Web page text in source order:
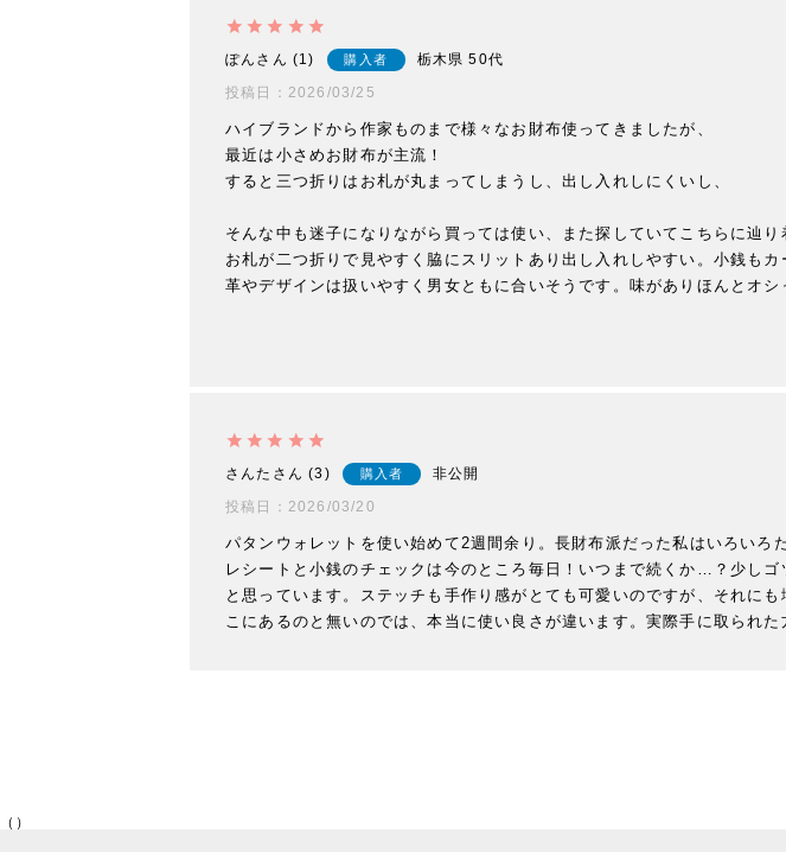
ぽん 1 購入者 栃木県 50代
投稿日
2026/03/25
ハイブランドから作家ものまで様々なお財布使ってきましたが、
最近は小さめお財布が主流！
すると三つ折りはお札が丸まってしまうし、出し入れしにくいし、
そんな中も迷子になりながら買っては使い、また探していてこちらに辿り
お札が二つ折りで見やすく脇にスリットあり出し入れしやすい。小銭もカ
革やデザインは扱いやすく男女ともに合いそうです。味がありほんとオシ
さんた 3 購入者
非公開
投稿日
2026/03/20
パタンウォレットを使い始めて2週間余り。長財布派だった私はいろいろ
レシートと小銭のチェックは今のところ毎日！いつまで続くか…？少し
と思っています。ステッチも手作り感がとても可愛いのですが、それに
こにあるのと無いのでは、本当に使い良さが違います。実際手に取られ
（）